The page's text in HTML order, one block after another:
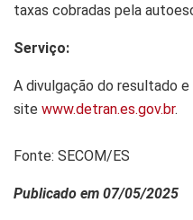
taxas cobradas pela
Serviço:
A divulgação do resultado
site www.detran.es.gov.br.
Fonte: SECOM/ES
Publicado em 07/05/2025